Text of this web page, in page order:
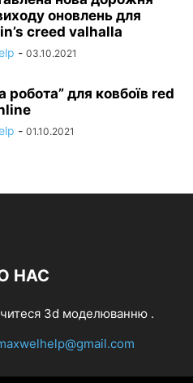
оновлень для
creed valhalla
- 03.10.2021
робота” для ковбоїв red
- 01.10.2021
НАС
3d моделюванню .